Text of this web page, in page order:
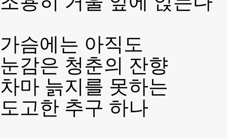
가슴에는 아직도
눈감은 청춘의 잔향
차마 늙지를 못하는
도고한 추구 하나